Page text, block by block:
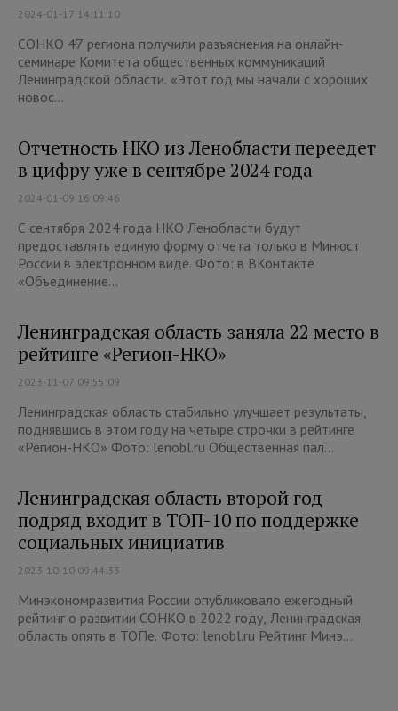
2024-01-17 14:11:10
СОНКО 47 региона получили разъяснения на онлайн-
семинаре Комитета общественных коммуникаций
Ленинградской области. «Этот год мы начали с хороших
новос...
Отчетность НКО из Ленобласти переедет
в цифру уже в сентябре 2024 года
2024-01-09 16:09:46
С сентября 2024 года НКО Ленобласти будут
предоставлять единую форму отчета только в Минюст
России в электронном виде. Фото: в ВКонтакте
«Объединение...
Ленинградская область заняла 22 место в
рейтинге «Регион-НКО»
2023-11-07 09:55:09
Ленинградская область стабильно улучшает результаты,
поднявшись в этом году на четыре строчки в рейтинге
«Регион-НКО» Фото: lenobl.ru Общественная пал...
Ленинградская область второй год
подряд входит в ТОП-10 по поддержке
социальных инициатив
2023-10-10 09:44:33
Минэкономразвития России опубликовало ежегодный
рейтинг о развитии СОНКО в 2022 году, Ленинградская
область опять в ТОПе. Фото: lenobl.ru Рейтинг Минэ...